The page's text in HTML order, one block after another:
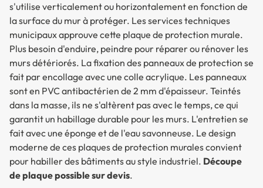
s'utilise verticalement ou horizontalement en fonction de
la surface du mur à protéger. Les services techniques
municipaux approuve cette plaque de protection murale.
Plus besoin d'enduire, peindre pour réparer ou rénover les
murs détériorés. La fixation des panneaux de protection se
fait par encollage avec une colle acrylique. Les panneaux
sont en PVC antibactérien de 2 mm d'épaisseur. Teintés
dans la masse, ils ne s'altèrent pas avec le temps, ce qui
garantit un habillage durable pour les murs. L'entretien se
fait avec une éponge et de l'eau savonneuse. Le design
moderne de ces plaques de protection murales convient
pour habiller des bâtiments au style industriel. Découpe
de plaque possible sur devis.